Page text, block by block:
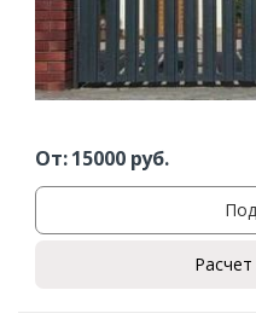
От:15000руб.